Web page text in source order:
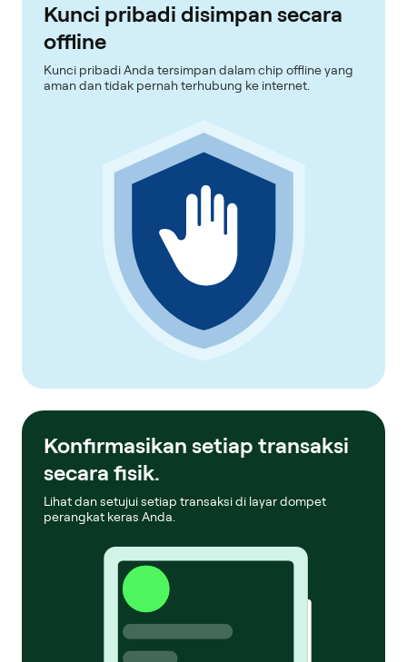
Kunci pribadi disimpan secara
offline
Kunci pribadi Anda tersimpan dalam chip offline yang
aman dan tidak pernah terhubung ke internet.
Konfirmasikan setiap transaksi
secara fisik.
Lihat dan setujui setiap transaksi di layar dompet
perangkat keras Anda.